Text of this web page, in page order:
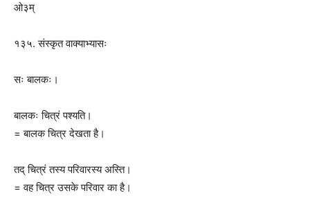
ओ३म्
१३५. संस्कृत वाक्याभ्यासः
सः बालकः।
बालकः चित्रं पश्यति।
= बालक चित्र देखता है।
तद् चित्रं तस्य परिवारस्य अस्ति।
= वह चित्र उसके परिवार का है।